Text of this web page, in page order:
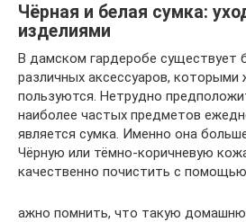
Чёрная и белая сумка:
изделиями
В дамском гардеробе существует
различных аксессуаров,
пользуются. Нетрудно
наиболее частых предметов
является сумка. Именно она
Чёрную или тёмно-коричневую
качественно почистить с помощью
ажно помнить, что такую